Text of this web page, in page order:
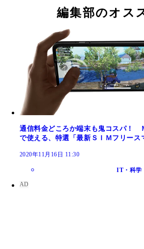
編集部のオス
通信料金どころか端末も鬼コスパ！
で使える、特選「最新ＳＩＭフリース
2020年11月16日 11:30
IT・科学